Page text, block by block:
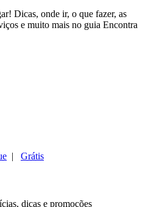
Dicas, onde ir, o que fazer, as
e muito mais no guia Encontra
| Grátis
dicas e promoções